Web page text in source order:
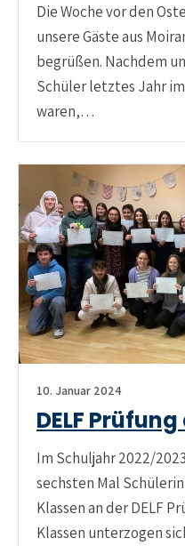
Die Woche vor den
unsere Gäste aus
begrüßen. Nachdem
Schüler letztes Jahr
waren,…
10. Januar 2024
DELF
Im Schuljahr 2022/
sechsten Mal
Klassen an der DELF
Klassen unterzogen